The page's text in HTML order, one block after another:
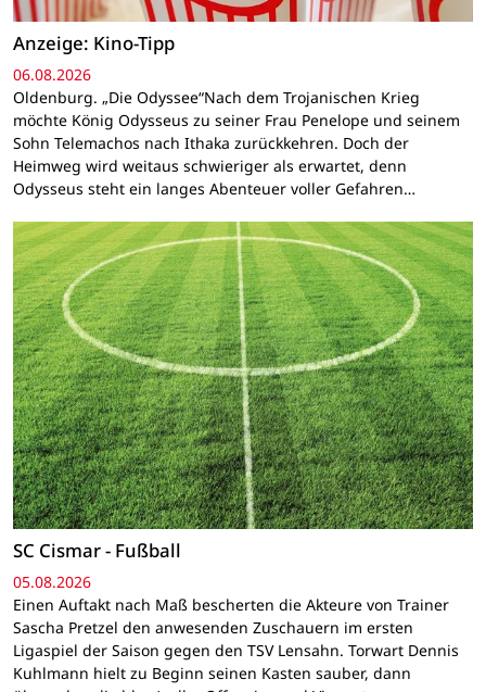
Anzeige: Kino-Tipp
06.08.2026
Oldenburg. „Die Odyssee“Nach dem Trojanischen Krieg
möchte König Odysseus zu seiner Frau Penelope und seinem
Sohn Telemachos nach Ithaka zurückkehren. Doch der
Heimweg wird weitaus schwieriger als erwartet, denn
Odysseus steht ein langes Abenteuer voller Gefahren…
SC Cismar - Fußball
05.08.2026
Einen Auftakt nach Maß bescherten die Akteure von Trainer
Sascha Pretzel den anwesenden Zuschauern im ersten
Ligaspiel der Saison gegen den TSV Lensahn. Torwart Dennis
Kuhlmann hielt zu Beginn seinen Kasten sauber, dann